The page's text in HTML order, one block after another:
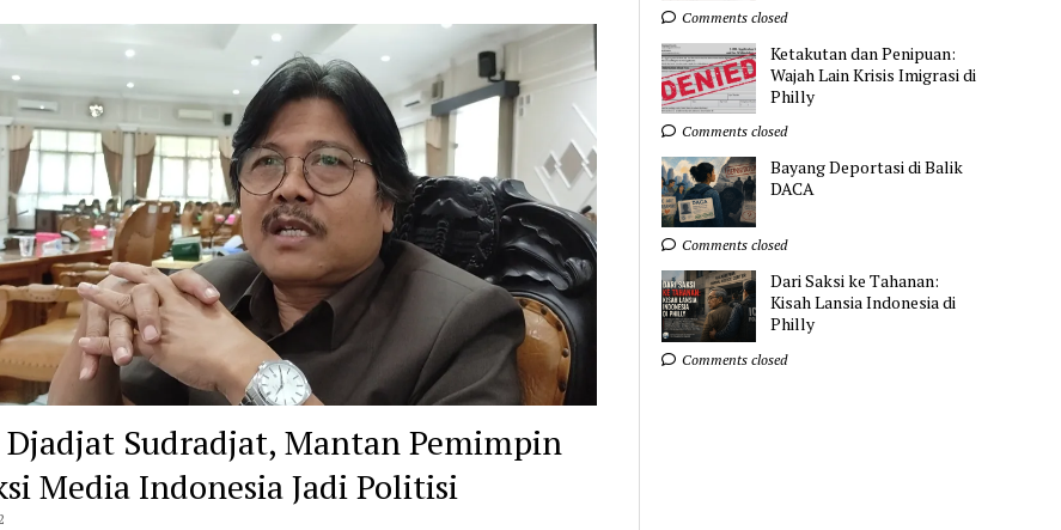
Djadjat Sudradjat, Mantan Pemimpin
Media Indonesia Jadi Politisi
Comments closed
Ketakutan dan Penipuan:
Wajah Lain Krisis Imigrasi di
Philly
Comments closed
Bayang Deportasi di Balik
DACA
Comments closed
Dari Saksi ke Tahanan:
Kisah Lansia Indonesia di
Philly
Comments closed